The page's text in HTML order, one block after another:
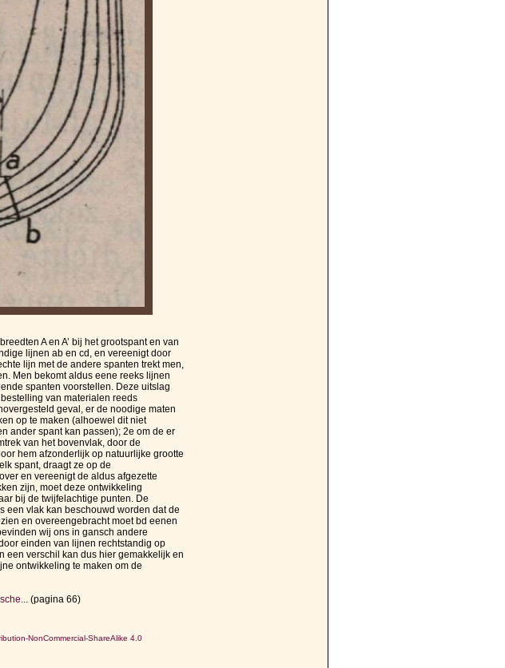
A en A’ bij het grootspant en van
lijnen ab en cd, en vereenigt door
lijn met de andere spanten trekt men,
Men bekomt aldus eene reeks lijnen
spanten voorstellen. Deze uitslag
van materialen reeds
geval, er de noodige maten
op te maken (alhoewel dit niet
ander spant kan passen); 2e om de er
van het bovenvlak, door de
hem afzonderlijk op natuurlijke grootte
spant, draagt ze op de
en vereenigt de aldus afgezette
zijn, moet deze ontwikkeling
bij de twijfelachtige punten. De
een vlak kan beschouwd worden dat de
en overeengebracht moet bd eenen
wij ons in gansch andere
einden van lijnen rechtstandig op
een verschil kan dus hier gemakkelijk en
ontwikkeling te maken om de
(pagina 66)
NonCommercial-ShareAlike 4.0